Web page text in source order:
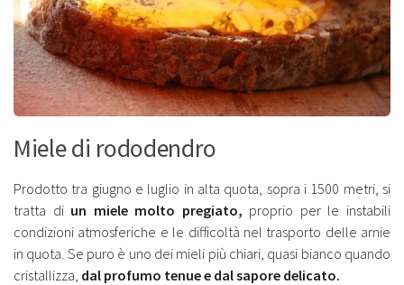
Miele di rododendro
Prodotto tra giugno e luglio in alta quota, sopra i 1500 metri, si
tratta di un miele molto pregiato, proprio per le instabili
condizioni atmosferiche e le difficoltà nel trasporto delle arnie
in quota. Se puro è uno dei mieli più chiari, quasi bianco quando
cristallizza, dal profumo tenue e dal sapore delicato.